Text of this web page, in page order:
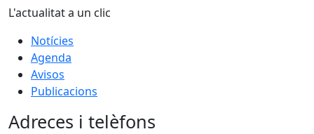
L'actualitat a un clic
Notícies
Agenda
Avisos
Publicacions
Adreces i telèfons